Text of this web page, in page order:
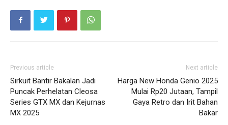
Previous article
Sirkuit Bantir Bakalan Jadi
Puncak Perhelatan Cleosa
Series GTX MX dan Kejurnas
MX 2025
Next article
Harga New Honda Genio 2025
Mulai Rp20 Jutaan, Tampil
Gaya Retro dan Irit Bahan
Bakar